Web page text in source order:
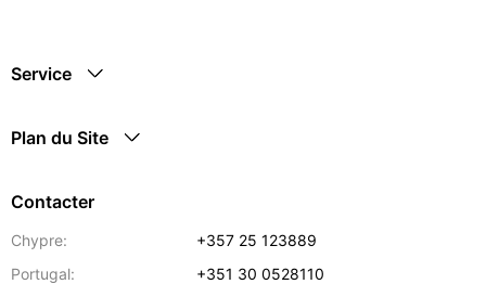
Service
Plan du Site
Contacter
Chypre:
+357 25 123889
Portugal:
+351 30 0528110